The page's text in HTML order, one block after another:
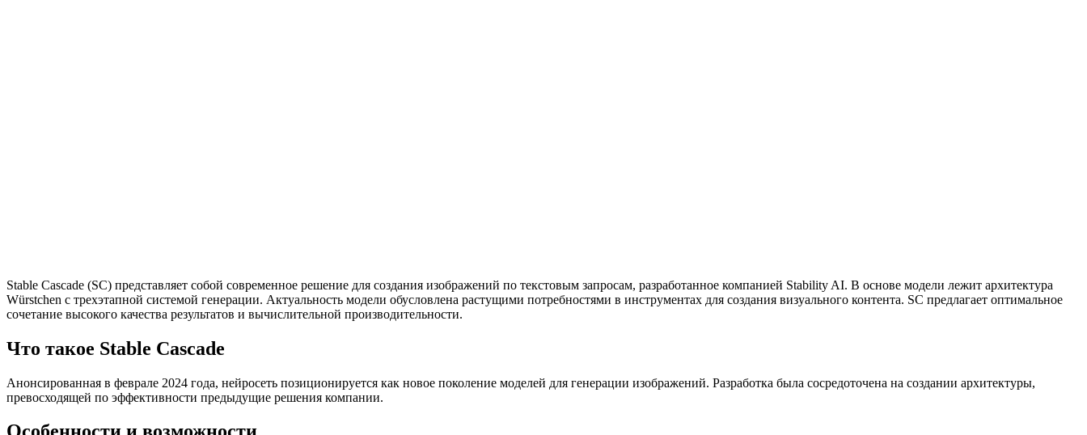
Stable Cascade (SC) представляет собой современное решение для создания изображений по текстовым запросам, разработанное компанией Stability AI. В основе модели лежит архитектура
Würstchen с трехэтапной системой генерации. Актуальность модели обусловлена растущими потребностями в инструментах для создания визуального контента. SC предлагает оптимальное
сочетание высокого качества результатов и вычислительной производительности.
Что такое Stable Cascade
Анонсированная в феврале 2024 года, нейросеть позиционируется как новое поколение моделей для генерации изображений. Разработка была сосредоточена на создании архитектуры,
превосходящей по эффективности предыдущие решения компании.